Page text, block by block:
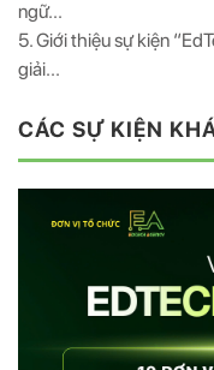
ngữ...
5. Giới thiệu sự kiện
giải...
CÁC SỰ KIỆN